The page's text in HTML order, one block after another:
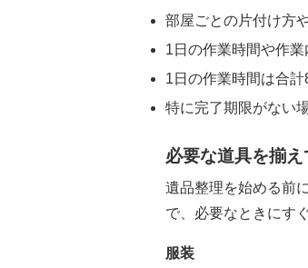
部屋ごとの片付け方
1日の作業時間や作業
1日の作業時間は合
特に完了期限がない
必要な道具を揃え
遺品整理を始める前
で、必要なときにす
服装